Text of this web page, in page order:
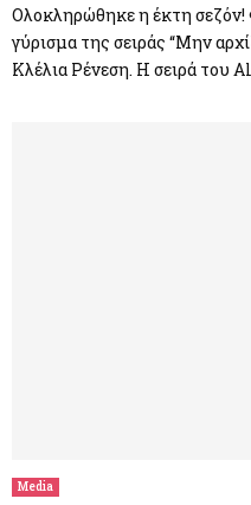
Ολοκληρώθηκε η έκτη σεζόν!
γύρισμα της σειράς “Μην
Κλέλια Ρένεση. Η σειρά του
Media